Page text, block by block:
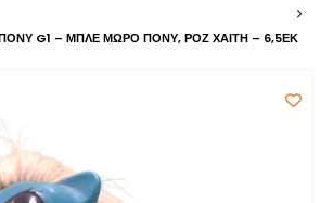
G1 – ΜΠΛΕ ΜΩΡΌ ΠΌΝΥ, ΡΟΖ ΧΑΊΤΗ – 6,5ΕΚ